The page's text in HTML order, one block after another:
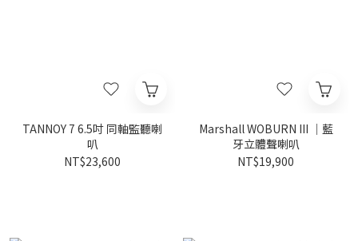
TANNOY 7 6.5吋 同軸監聽喇
叭
NT$23,600
Marshall WOBURN III ｜藍
牙立體聲喇叭
NT$19,900